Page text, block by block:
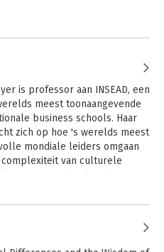
is professor aan INSEAD, een
meest toonaangevende
business schools. Haar
zich op hoe 's werelds meest
mondiale leiders omgaan
complexiteit van culturele
en de Verenigde Staten
van verschillende
Erin Meyer